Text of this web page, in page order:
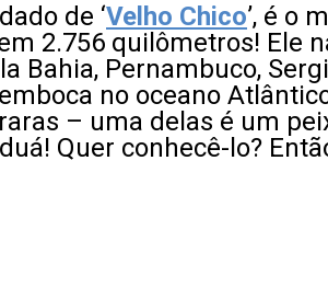
de ‘Velho Chico’, é o
2.756 quilômetros! Ele
Bahia, Pernambuco,
no oceano
– uma delas é um
Quer conhecê-lo?